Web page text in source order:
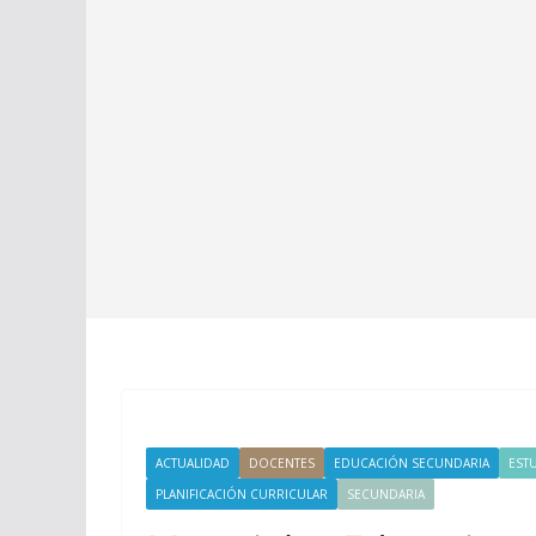
ACTUALIDAD DOCENTES EDUCACIÓN SECUNDARIA
PLANIFICACIÓN CURRICULAR
SECUNDARIA